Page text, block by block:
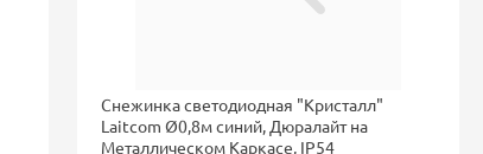
Снежинка светодиодная "Кристалл"
Laitcom Ø0,8м синий, Дюралайт на
Металлическом Каркасе, IP54